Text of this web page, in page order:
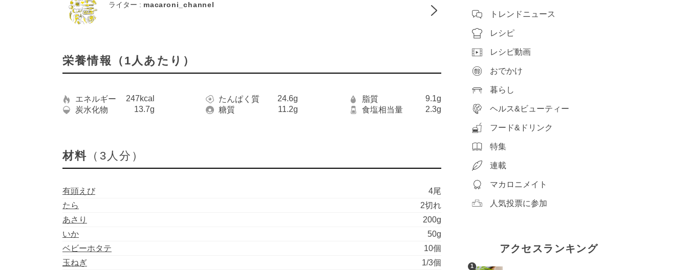
ライター : macaroni_channel
栄養情報（1人あたり）
エネルギー 247kcal たんぱく質 24.6g 脂質
9.1g
炭水化物
13.7g 糖質 11.2g 食塩相当量 2.3g
材料 （3人分）
有頭えび
4尾
たら
2切れ
あさり
200g
いか
50g
ベビーホタテ
10個
玉ねぎ
1/3個
トレンドニュース
レシピ
レシピ動画
おでかけ
暮らし
ヘルス&ビューティー
フード&ドリンク
特集
連載
マカロニメイト
人気投票に参加
アクセスランキング
1